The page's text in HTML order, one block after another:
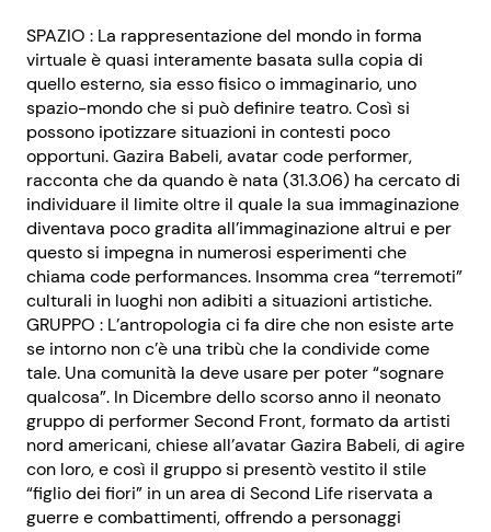
SPAZIO : La rappresentazione del mondo in forma
virtuale è quasi interamente basata sulla copia di
quello esterno, sia esso fisico o immaginario, uno
spazio-mondo che si può definire teatro. Così si
possono ipotizzare situazioni in contesti poco
opportuni. Gazira Babeli, avatar code performer,
racconta che da quando è nata (31.3.06) ha cercato di
individuare il limite oltre il quale la sua immaginazione
diventava poco gradita all’immaginazione altrui e per
questo si impegna in numerosi esperimenti che
chiama code performances. Insomma crea “terremoti”
culturali in luoghi non adibiti a situazioni artistiche.
GRUPPO : L’antropologia ci fa dire che non esiste arte
se intorno non c’è una tribù che la condivide come
tale. Una comunità la deve usare per poter “sognare
qualcosa”. In Dicembre dello scorso anno il neonato
gruppo di performer Second Front, formato da artisti
nord americani, chiese all’avatar Gazira Babeli, di agire
con loro, e così il gruppo si presentò vestito il stile
“figlio dei fiori” in un area di Second Life riservata a
guerre e combattimenti, offrendo a personaggi